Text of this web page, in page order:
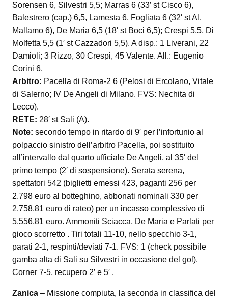
Sorensen 6, Silvestri 5,5; Marras 6 (33′ st Cisco 6),
Balestrero (cap.) 6,5, Lamesta 6, Fogliata 6 (32′ st Al.
Mallamo 6), De Maria 6,5 (18′ st Boci 6,5); Crespi 5,5, Di
Molfetta 5,5 (1′ st Cazzadori 5,5). A disp.: 1 Liverani, 22
Damioli; 3 Rizzo, 30 Crespi, 45 Valente. All.: Eugenio
Corini 6.
Arbitro: Pacella di Roma-2 6 (Pelosi di Ercolano, Vitale
di Salerno; IV De Angeli di Milano. FVS: Nechita di
Lecco).
RETE: 28′ st Sali (A).
Note: secondo tempo in ritardo di 9′ per l’infortunio al
polpaccio sinistro dell’arbitro Pacella, poi sostituito
all’intervallo dal quarto ufficiale De Angeli, al 35′ del
primo tempo (2′ di sospensione). Serata serena,
spettatori 542 (biglietti emessi 423, paganti 256 per
2.798 euro al botteghino, abbonati nominali 330 per
2.758,81 euro di rateo) per un incasso complessivo di
5.556,81 euro. Ammoniti Sciacca, De Maria e Parlati per
gioco scorretto . Tiri totali 11-10, nello specchio 3-1,
parati 2-1, respinti/deviati 7-1. FVS: 1 (check possibile
gamba alta di Sali su Silvestri in occasione del gol).
Corner 7-5, recupero 2′ e 5′ .
Zanica – Missione compiuta, la seconda in classifica del